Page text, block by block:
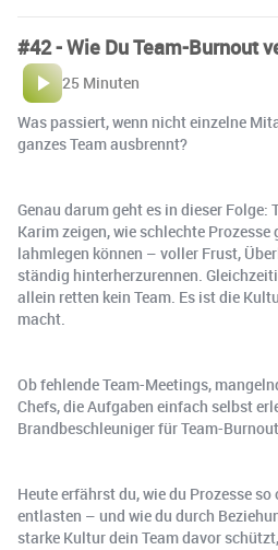
#42 - Wie Du Team-Burnout
25 Minuten
Was passiert, wenn nicht einzelne
ganzes Team ausbrennt?
Genau darum geht es in dieser Folge:
Karim zeigen, wie schlechte Prozesse
lahmlegen können – voller Frust,
ständig hinterherzurennen.
allein retten kein Team. Es ist die
macht.
Ob fehlende Team-Meetings,
Chefs, die Aufgaben einfach selbst
Brandbeschleuniger für Team-
Heute erfährst du, wie du Prozesse
entlasten – und wie du durch
starke Kultur dein Team davor